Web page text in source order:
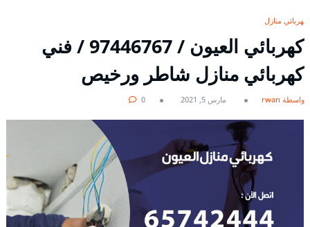
كهربائي منازل
كهربائي العيون / 97446767 / فني
كهربائي منازل شاطر ورخيص
بواسطة rwan مارس 5, 2021 0